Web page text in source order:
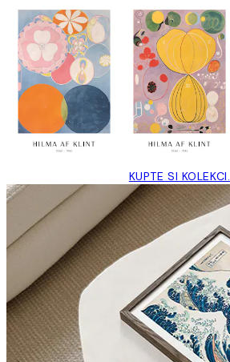
KUPTE SI KOLEKCI.